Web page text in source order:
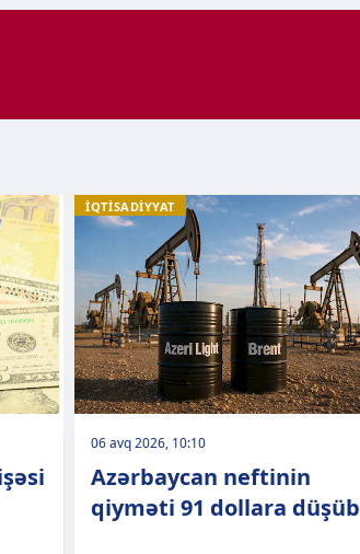
İQTİSADİYYAT
06 avq 2026, 10:10
Azərbaycan neftinin
qiyməti 91 dollara düşüb